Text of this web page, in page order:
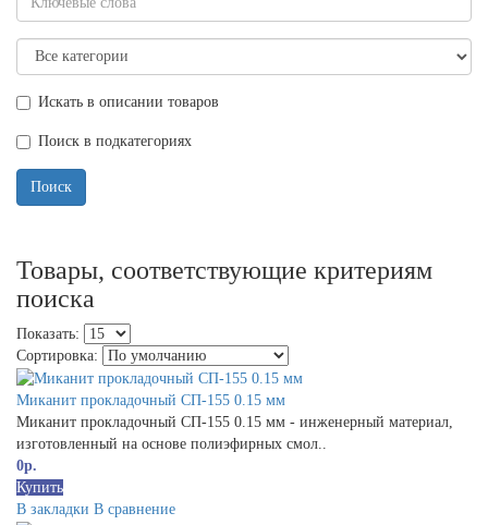
Искать в описании товаров
Поиск в подкатегориях
Товары, соответствующие критериям
поиска
Показать:
Сортировка:
Миканит прокладочный СП-155 0.15 мм
Миканит прокладочный СП-155 0.15 мм - инженерный материал,
изготовленный на основе полиэфирных смол..
0р.
Купить
В закладки В сравнение